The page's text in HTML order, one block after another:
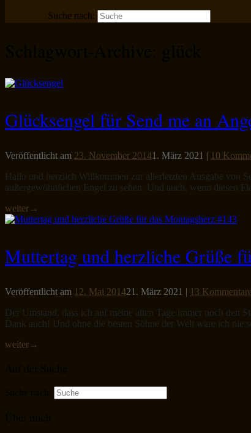
Suche nach:
Glücksengel für Send me an
Veröffentlicht am 23. November 20141. März 2021 | 10
Hallo und herzlich Willkommen zur allerletzten Ausgabe von
außergewöhnlichen Engel zu sehen. Und auch, wenn diesen
weiter→
Muttertag und herzliche Grüße
Veröffentlicht am 12. Mai 201421. März 2021 | 13
Der Umstand, dass ich auf meine alten Tage immer noch den
Dank auch! Und ohne die besten Söhne der Welt wäre ich
weiter→